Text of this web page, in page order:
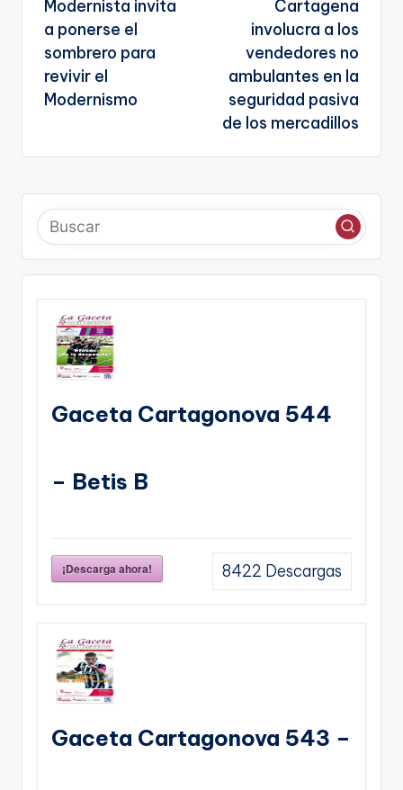
te
entradas
Modernista invita
a ponerse el
sombrero para
revivir el
Modernismo
Cartagena
involucra a los
vendedores no
ambulantes en la
seguridad pasiva
de los mercadillos
Gaceta Cartagonova 544
– Betis B
¡Descarga ahora! 8422 Descargas
Gaceta Cartagonova 543 –